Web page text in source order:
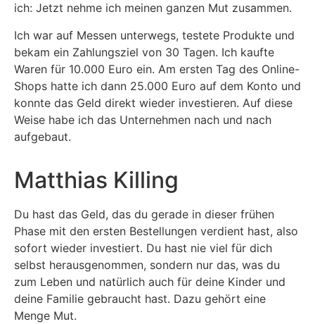
ich: Jetzt nehme ich meinen ganzen Mut zusammen.
Ich war auf Messen unterwegs, testete Produkte und
bekam ein Zahlungsziel von 30 Tagen. Ich kaufte
Waren für 10.000 Euro ein. Am ersten Tag des Online-
Shops hatte ich dann 25.000 Euro auf dem Konto und
konnte das Geld direkt wieder investieren. Auf diese
Weise habe ich das Unternehmen nach und nach
aufgebaut.
Matthias Killing
Du hast das Geld, das du gerade in dieser frühen
Phase mit den ersten Bestellungen verdient hast, also
sofort wieder investiert. Du hast nie viel für dich
selbst herausgenommen, sondern nur das, was du
zum Leben und natürlich auch für deine Kinder und
deine Familie gebraucht hast. Dazu gehört eine
Menge Mut.